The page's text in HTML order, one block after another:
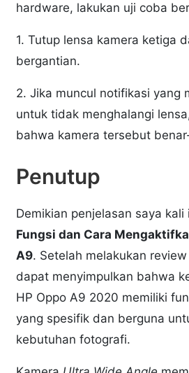
hardware, lakukan uji coba
1. Tutup lensa kamera ketiga
bergantian.
2. Jika muncul notifikasi yang
untuk tidak menghalangi
bahwa kamera tersebut
Penutup
Demikian penjelasan saya kali
Fungsi dan Cara
A9. Setelah melakukan
dapat menyimpulkan bahwa
HP Oppo A9 2020 memiliki
yang spesifik dan berguna
kebutuhan fotografi.